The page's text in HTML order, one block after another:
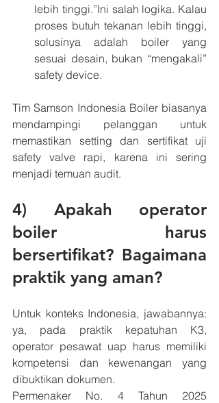
lebih tinggi.”Ini salah logika. Kalau
proses butuh tekanan lebih tinggi,
solusinya adalah boiler yang
sesuai desain, bukan “mengakali”
safety device.
Tim Samson Indonesia Boiler biasanya
mendampingi pelanggan untuk
memastikan setting dan sertifikat uji
safety valve rapi, karena ini sering
menjadi temuan audit.
4) Apakah operator
boiler harus
bersertifikat? Bagaimana
praktik yang aman?
Untuk konteks Indonesia, jawabannya:
ya, pada praktik kepatuhan K3,
operator pesawat uap harus memiliki
kompetensi dan kewenangan yang
dibuktikan dokumen.
Permenaker No. 4 Tahun 2025